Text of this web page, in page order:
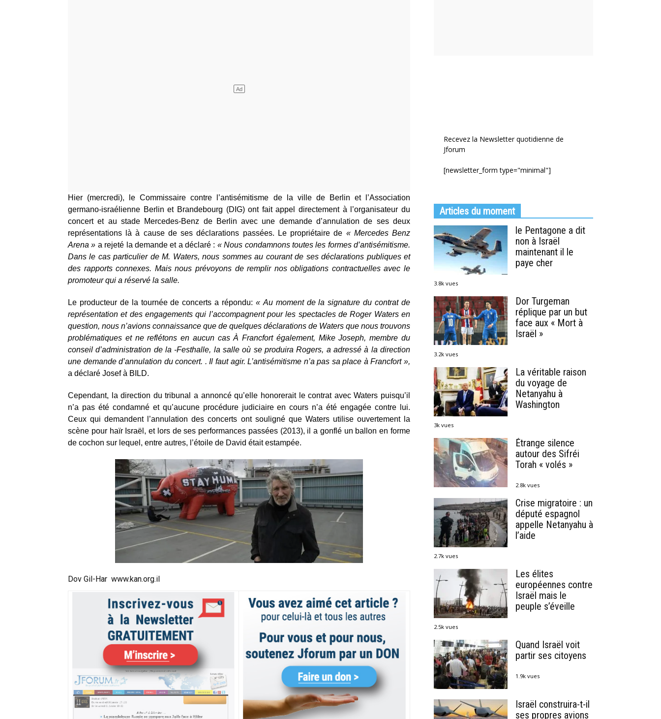
Hier (mercredi), le Commissaire contre l’antisémitisme de la ville de Berlin et l’Association
germano-israélienne Berlin et Brandebourg (DIG) ont fait appel directement à l’organisateur du
concert et au stade Mercedes-Benz de Berlin avec une demande d’annulation de ses deux
représentations là à cause de ses déclarations passées. Le propriétaire de « Mercedes Benz
Arena » a rejeté la demande et a déclaré : « Nous condamnons toutes les formes d’antisémitisme.
Dans le cas particulier de M. Waters, nous sommes au courant de ses déclarations publiques et
des rapports connexes. Mais nous prévoyons de remplir nos obligations contractuelles avec le
promoteur qui a réservé la salle.
Le producteur de la tournée de concerts a répondu: « Au moment de la signature du contrat de
représentation et des engagements qui l’accompagnent pour les spectacles de Roger Waters en
question, nous n’avions connaissance que de quelques déclarations de Waters que nous trouvons
problématiques et ne reflétons en aucun cas À Francfort également, Mike Joseph, membre du
conseil d’administration de la -Festhalle, la salle où se produira Rogers, a adressé à la direction
une demande d’annulation du concert. . Il faut agir. L’antisémitisme n’a pas sa place à Francfort »,
a déclaré Josef à BILD.
Cependant, la direction du tribunal a annoncé qu’elle honorerait le contrat avec Waters puisqu’il
n’a pas été condamné et qu’aucune procédure judiciaire en cours n’a été engagée contre lui.
Ceux qui demandent l’annulation des concerts ont souligné que Waters utilise ouvertement la
scène pour haïr Israël, et lors de ses performances passées (2013), il a gonflé un ballon en forme
de cochon sur lequel, entre autres, l’étoile de David était estampée.
Dov Gil-Har www.kan.org.il
Recevez la Newsletter quotidienne de
Jforum
[newsletter_form type="minimal"]
Articles du moment
le Pentagone a dit
non à Israël
maintenant il le
paye cher
3.8k vues
Dor Turgeman
réplique par un but
face aux « Mort à
Israël »
3.2k vues
La véritable raison
du voyage de
Netanyahu à
Washington
3k vues
Étrange silence
autour des Sifréi
Torah « volés »
2.8k vues
Crise migratoire : un
député espagnol
appelle Netanyahu à
l’aide
2.7k vues
Les élites
européennes contre
Israël mais le
peuple s’éveille
2.5k vues
Quand Israël voit
partir ses citoyens
1.9k vues
Israël construira-t-il
ses propres avions